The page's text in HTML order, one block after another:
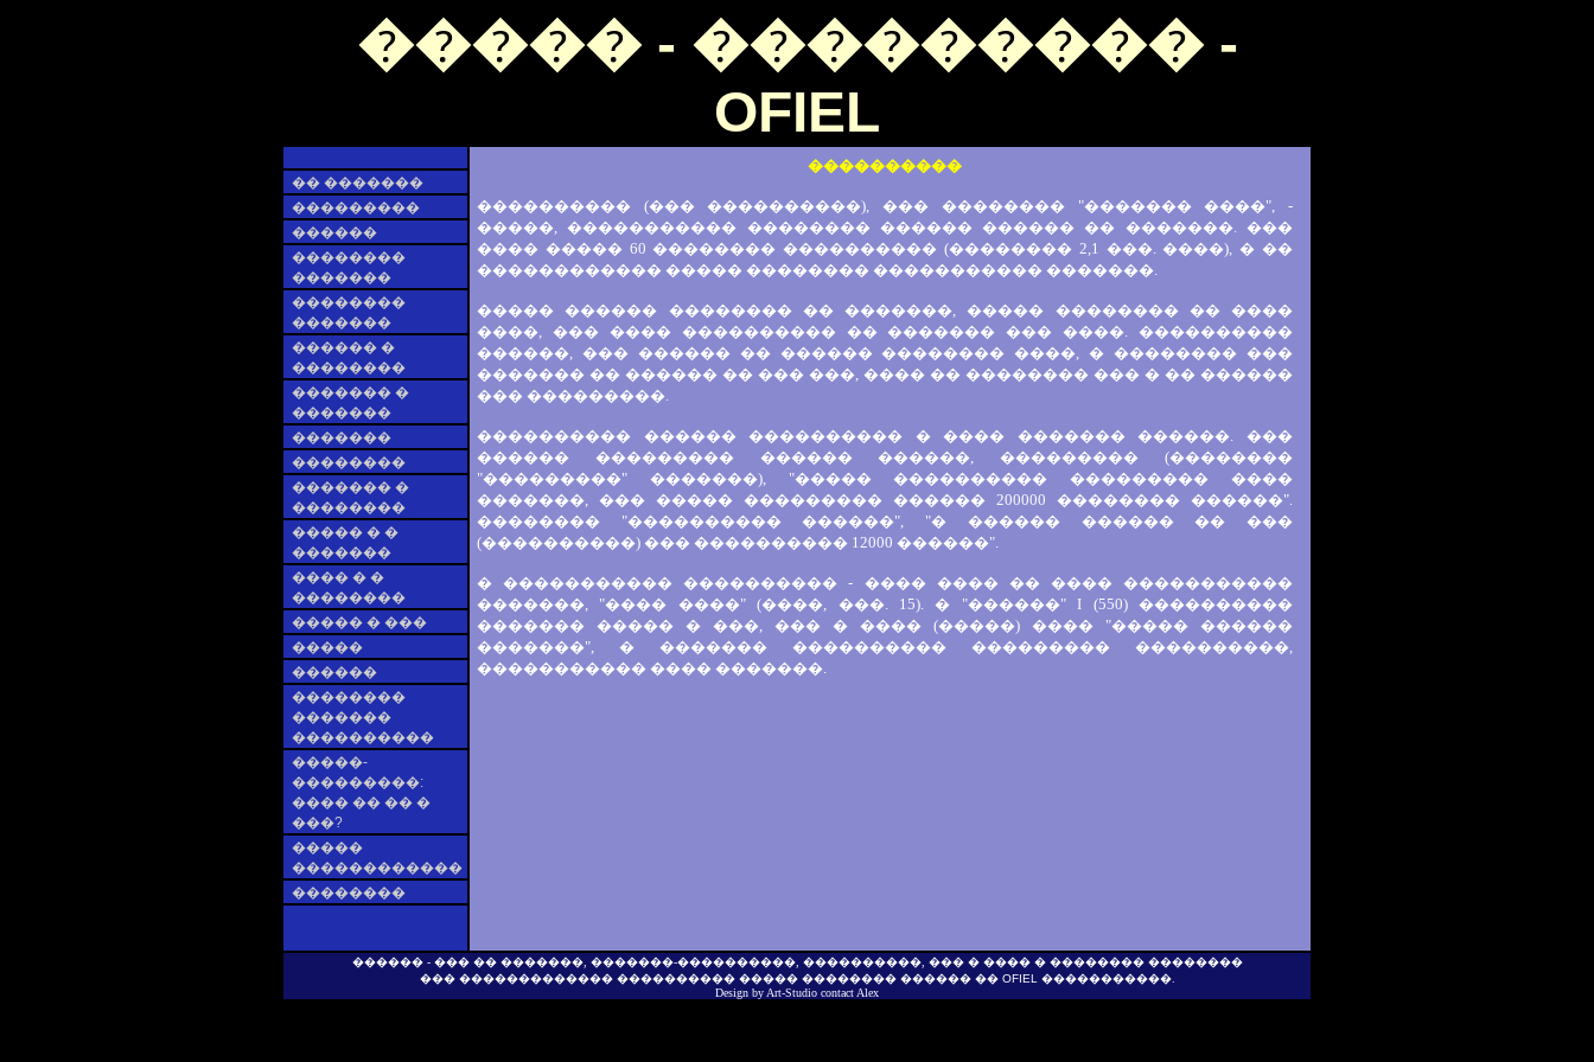
����� - ��������� -
OFIEL
�� �������
���������
������
��������
�������
��������
�������
������ �
��������
������� �
�������
�������
��������
������� �
��������
����� � �
�������
���� � �
��������
����� � ���
�����
������
��������
�������
����������
�����-
���������:
���� �� �� �
���?
�����
������������
��������
����������
���������� (��� ����������), ��� �������� "������� ����", -
�����, ����������� �������� ������ ������ �� �������. ���
���� ����� 60 �������� ���������� (�������� 2,1 ���. ����), � ��
������������ ����� �������� ����������� �������.
����� ������ �������� �� �������, ����� �������� �� ����
����, ��� ���� ���������� �� ������� ��� ����. ����������
������, ��� ������ �� ������ �������� ����, � �������� ���
������� �� ������ �� ��� ���, ���� �� �������� ��� � �� ������
��� ���������.
���������� ������ ���������� � ���� ������� ������. ���
������ ��������� ������ ������, ��������� (��������
"���������" �������), "����� ���������� ��������� ����
�������, ��� ����� ��������� ������ 200000 �������� ������".
�������� "���������� ������", "� ������ ������ �� ���
(����������) ��� ���������� 12000 ������".
� ����������� ���������� - ���� ���� �� ���� �����������
�������, "���� ����" (����, ���. 15). � "������" I (550) ����������
������� ����� � ���, ��� � ���� (�����) ���� "����� ������
�������", � ������� ���������� ��������� ����������,
����������� ���� �������.
������ - ��� �� �������, �������-����������, ����������, ��� � ���� � �������� ��������
��� ������������� ���������� ����� �������� ������ �� OFIEL
�����������.
Design by Art-Studio contact Alex